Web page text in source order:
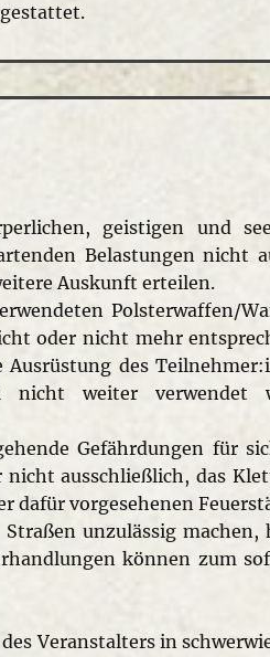
geistigen und
Belastungen nicht
Auskunft erteilen.
Polsterwaffen/
oder nicht mehr
des
nicht weiter verwendet
Gefährdungen für
ausschließlich, das
dafür vorgesehenen
unzulässig machen,
können zum
Veranstalters in